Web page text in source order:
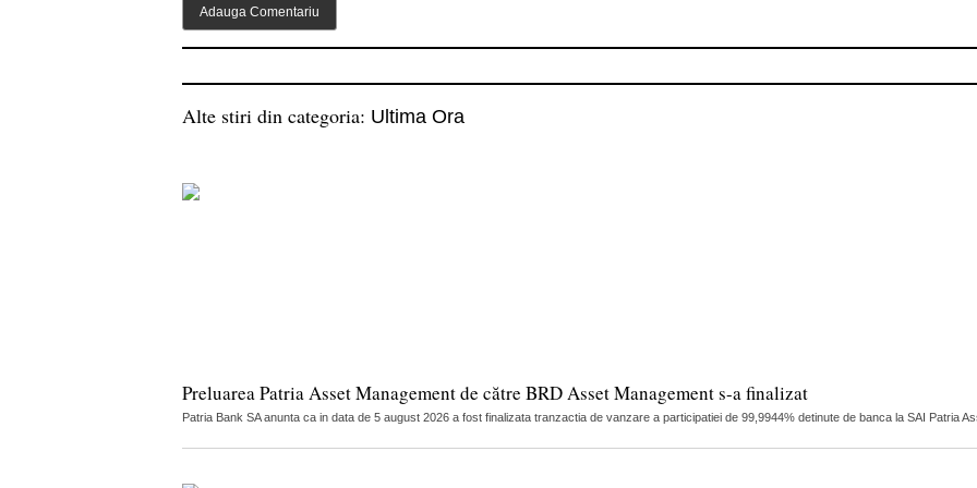
Alte stiri din categoria: Ultima Ora
Preluarea Patria Asset Management de către BRD Asset Management s-a finalizat
Patria Bank SA anunta ca in data de 5 august 2026 a fost finalizata tranzactia de vanzare a participatiei de 99,9944% detinute de banca la SAI Patria